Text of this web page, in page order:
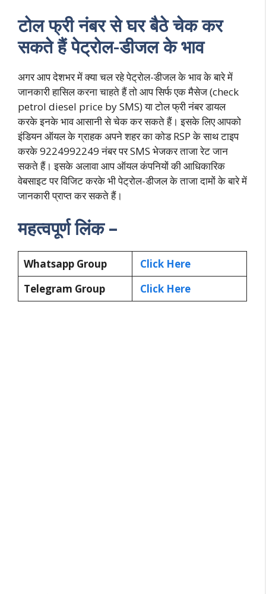
टोल फ्री नंबर से घर बैठे चेक कर
सकते हैं पेट्रोल-डीजल के भाव
अगर आप देशभर में क्या चल रहे पेट्रोल-डीजल के भाव के बारे में
जानकारी हासिल करना चाहते हैं तो आप सिर्फ एक मैसेज (check
petrol diesel price by SMS) या टोल फ्री नंबर डायल
करके इनके भाव आसानी से चेक कर सकते हैं। इसके लिए आपको
इंडियन ऑयल के ग्राहक अपने शहर का कोड RSP के साथ टाइप
करके 9224992249 नंबर पर SMS भेजकर ताजा रेट जान
सकते हैं। इसके अलावा आप ऑयल कंपनियों की आधिकारिक
वेबसाइट पर विजिट करके भी पेट्रोल-डीजल के ताजा दामों के बारे में
जानकारी प्राप्त कर सकते हैं।
महत्वपूर्ण लिंक –
Whatsapp Group
Click Here
Telegram Group
Click Here